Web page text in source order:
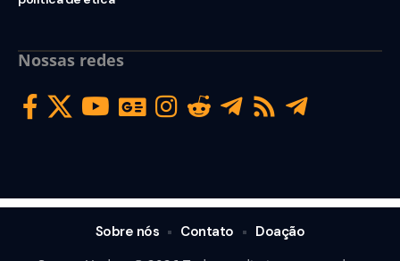
Nossas redes
Sobre nós Contato Doação